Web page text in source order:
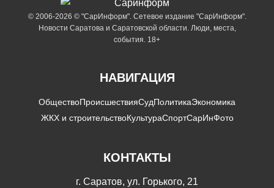
© 2006-2026 © "СарИнформ". Сетевое издание "СарИнформ".
Новости Саратова и Саратовской области. Люди, места,
события. 18+
НАВИГАЦИЯ
ОбществоПроисшествияСудПолитикаЭкономика
ЖКХ и строительствоКультураСпортСарИнФото
КОНТАКТЫ
г. Саратов, ул. Горького, 21